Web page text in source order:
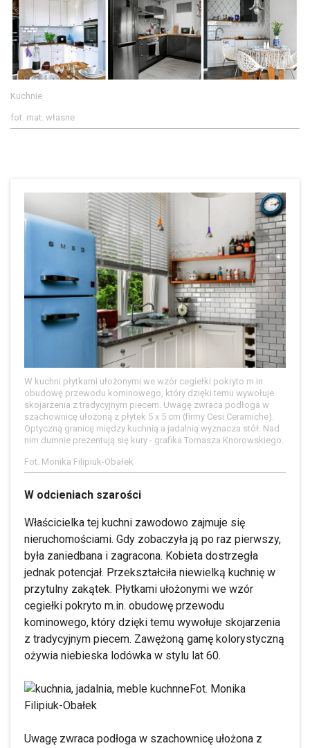
Kuchnie
fot. mat. własne
W kuchni płytkami ułożonymi we wzór cegiełki pokryto m.in.
obudowę przewodu kominowego, który dzięki temu wywołuje
skojarzenia z tradycyjnym piecem. Uwagę zwraca podłoga w
szachownicę ułożoną z płytek 5 x 5 cm (firmy Cesi Ceramiche).
Optyczną granicę między kuchnią a jadalnią wyznacza stół. Nad
nim dumnie prezentują się kury - grafika Tomasza Knorowskiego.
Fot. Monika Filipiuk-Obałek
W odcieniach szarości
Właścicielka tej kuchni zawodowo zajmuje się
nieruchomościami. Gdy zobaczyła ją po raz pierwszy,
była zaniedbana i zagracona. Kobieta dostrzegła
jednak potencjał. Przekształciła niewielką kuchnię w
przytulny zakątek. Płytkami ułożonymi we wzór
cegiełki pokryto m.in. obudowę przewodu
kominowego, który dzięki temu wywołuje skojarzenia
z tradycyjnym piecem. Zawężoną gamę kolorystyczną
ożywia niebieska lodówka w stylu lat 60.
Fot. Monika
Filipiuk-Obałek
Uwagę zwraca podłoga w szachownicę ułożona z